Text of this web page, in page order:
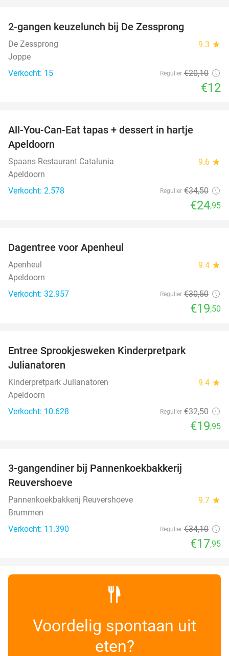
NEW
TODAY
2-gangen keuzelunch bij De Zessprong
De Zessprong 9.3 star
Joppe
Verkocht: 15
Regulier €20,10
€12
All-You-Can-Eat tapas + dessert in hartje
Apeldoorn
Spaans Restaurant Catalunia 9.6 star
Apeldoorn
Verkocht: 2.578
Regulier €34,50
€24,95
Dagentree voor Apenheul
Apenheul 9.4 star
Apeldoorn
Verkocht: 32.957
Regulier €30,50
€19,50
Entree Sprookjesweken Kinderpretpark
Julianatoren
Kinderpretpark Julianatoren 9.4 star
Apeldoorn
Verkocht: 10.628
Regulier €32,50
€19,95
3-gangendiner bij Pannenkoekbakkerij
Reuvershoeve
Pannenkoekbakkerij Reuvershoeve 9.7 star
Brummen
Verkocht: 11.390
Regulier €34,10
€17,95
Voordelig spontaan uit
eten?